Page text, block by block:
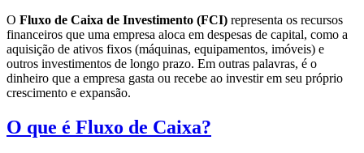
O Fluxo de Caixa de Investimento (FCI) representa os recursos
financeiros que uma empresa aloca em despesas de capital, como a
aquisição de ativos fixos (máquinas, equipamentos, imóveis) e
outros investimentos de longo prazo. Em outras palavras, é o
dinheiro que a empresa gasta ou recebe ao investir em seu próprio
crescimento e expansão.
O que é Fluxo de Caixa?